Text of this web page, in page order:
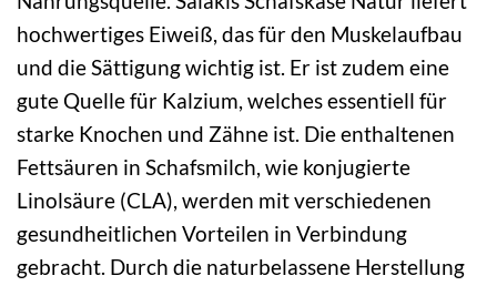
hochwertiges Eiweiß, das für den Muskelaufbau
und die Sättigung wichtig ist. Er ist zudem eine
gute Quelle für Kalzium, welches essentiell für
starke Knochen und Zähne ist. Die enthaltenen
Fettsäuren in Schafsmilch, wie konjugierte
Linolsäure (CLA), werden mit verschiedenen
gesundheitlichen Vorteilen in Verbindung
gebracht. Durch die naturbelassene Herstellung